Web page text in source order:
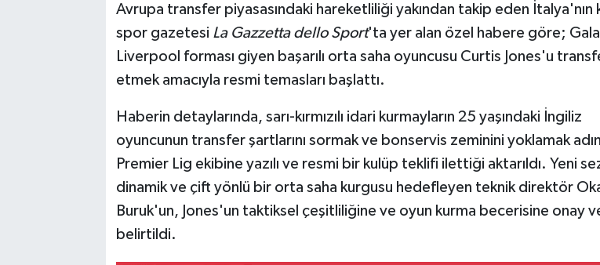
Avrupa transfer piyasasındaki hareketliliği yakından takip eden İtalya'nın
spor gazetesi La Gazzetta dello Sport'ta yer alan özel habere göre;
Liverpool forması giyen başarılı orta saha oyuncusu Curtis Jones'u
etmek amacıyla resmi temasları başlattı.
Haberin detaylarında, sarı-kırmızılı idari kurmayların 25 yaşındaki İngiliz
oyuncunun transfer şartlarını sormak ve bonservis zeminini yoklamak
Premier Lig ekibine yazılı ve resmi bir kulüp teklifi ilettiği aktarıldı. Yeni
dinamik ve çift yönlü bir orta saha kurgusu hedefleyen teknik direktör
Buruk'un, Jones'un taktiksel çeşitliliğine ve oyun kurma becerisine onay
belirtildi.